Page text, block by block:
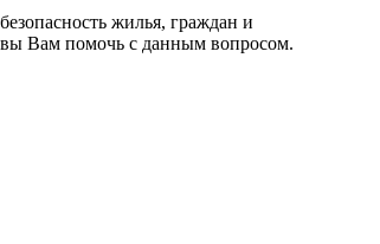
жилья, граждан и
Вам помочь с данным вопросом.